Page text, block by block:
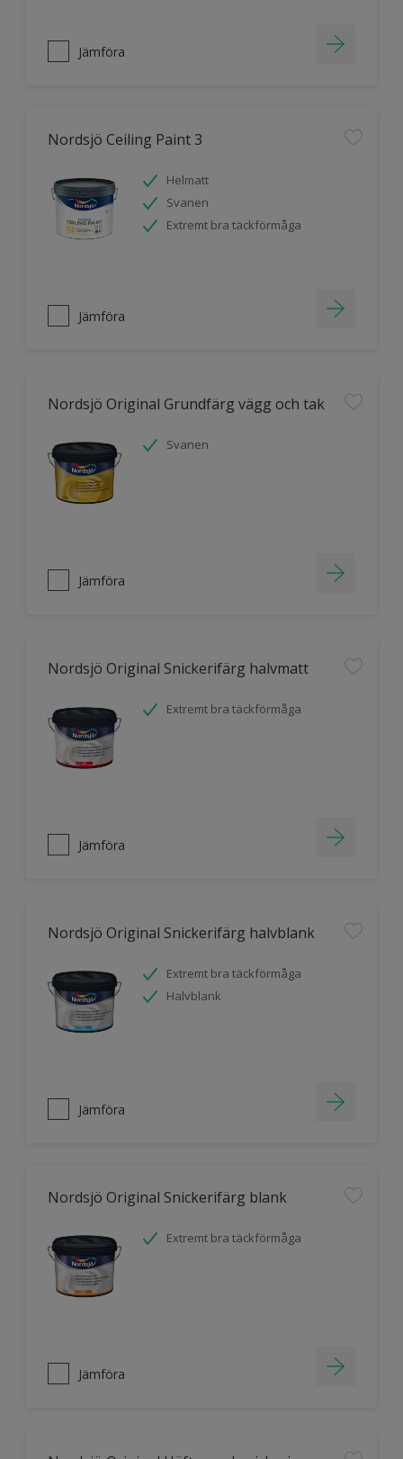
Jämföra
Nordsjö Ceiling Paint 3
Helmatt
Svanen
Extremt bra täckförmåga
Jämföra
Nordsjö Original Grundfärg vägg och tak
Svanen
Jämföra
Nordsjö Original Snickerifärg halvmatt
Extremt bra täckförmåga
Jämföra
Nordsjö Original Snickerifärg halvblank
Extremt bra täckförmåga
Halvblank
Jämföra
Nordsjö Original Snickerifärg blank
Extremt bra täckförmåga
Jämföra